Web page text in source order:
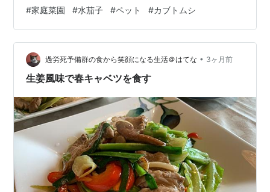
幼虫がいるので掘り起こすと、どうしても幼虫が出てき
ます。普段は直ぐに埋め戻すんですが今回は、出てきた
ものをカブトムシハウスで飼育することにしました。 出
てきた幼虫はポリバケツに一時入れておきましたが、使
わなくなったプランターにチップを入れて、この中で羽
#家庭菜園 #水茄子 #ペット #カブトムシ
過労死予備群の食から笑顔になる生活＠はてな • 3ヶ月前
生姜風味で春キャベツを食す